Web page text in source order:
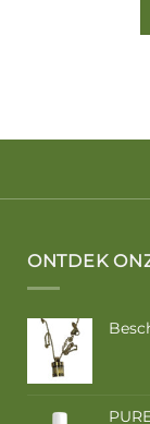
ONTDEK